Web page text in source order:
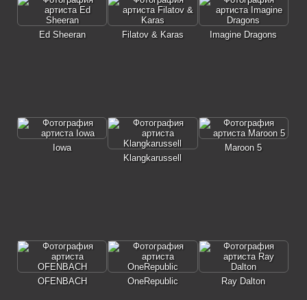
Ed Sheeran Filatov & Karas Imagine Dragons
Iowa
Klangkarussell
Maroon 5
OFENBACH OneRepublic Ray Dalton